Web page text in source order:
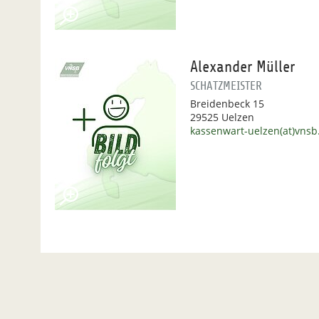
Alexander Müller
SCHATZMEISTER
Breidenbeck 15
29525 Uelzen
kassenwart-